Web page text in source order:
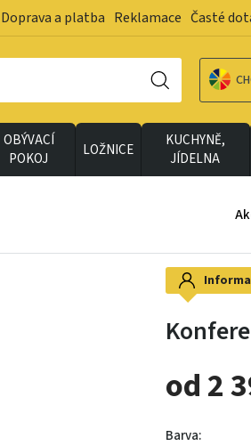
Doprava a platba Reklamace Časté
OBÝVACÍ
POKOJ
LOŽNICE
KUCHYNĚ,
JÍDELNA
od 2
Barva: